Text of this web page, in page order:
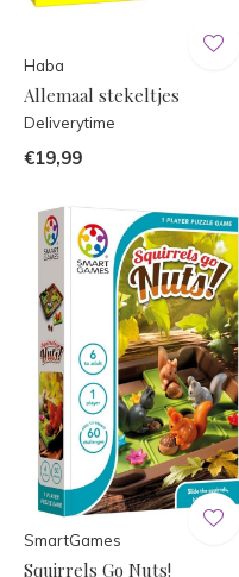
Haba
Allemaal stekeltjes
Deliverytime
€19,99
SmartGames
Squirrels Go Nuts!